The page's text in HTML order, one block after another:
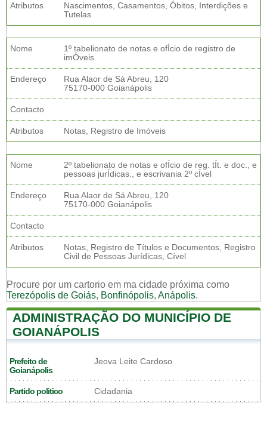
Atributos
Nascimentos, Casamentos, Óbitos, Interdições e
Tutelas
Nome
1º tabelionato de notas e ofÍcio de registro de
imÓveis
Endereço
Rua Alaor de Sá Abreu, 120
75170-000 Goianápolis
Contacto
Atributos Notas, Registro de Imóveis
Nome
2º tabelionato de notas e ofÍcio de reg. tÍt. e doc., e
pessoas jurÍdicas., e escrivania 2º cÍvel
Endereço
Rua Alaor de Sá Abreu, 120
75170-000 Goianápolis
Contacto
Atributos
Notas, Registro de Títulos e Documentos, Registro
Civil de Pessoas Jurídicas, Cível
Procure por um cartorio em ma cidade próxima como
Terezópolis de Goiás, Bonfinópolis, Anápolis.
ADMINISTRAÇÃO DO MUNICÍPIO DE
GOIANÁPOLIS
Prefeito de
Goianápolis
Jeova Leite Cardoso
Partido politico Cidadania